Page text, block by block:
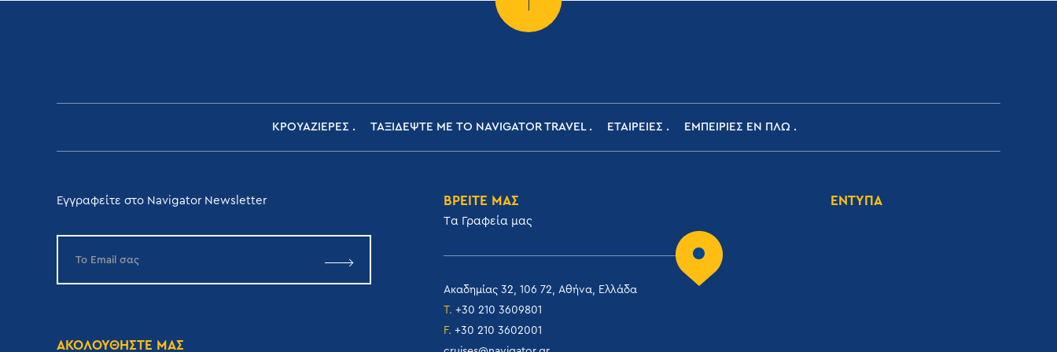
ΚΡΟΥΑΖΙΕΡΕΣ ΤΑΞΙΔΕΨΤΕ ΜΕ ΤΟ NAVIGATOR TRAVEL ΕΤΑΙΡΕΙΕΣ ΕΜΠΕΙΡΙΕΣ ΕΝ ΠΛΩ
Εγγραφείτε στο Navigator Newsletter
ΑΚΟΛΟΥΘΗΣΤΕ ΜΑΣ
ΒΡΕΙΤΕ ΜΑΣ
Tα Γραφεία μας
Ακαδημίας 32, 106 72, Αθήνα, Ελλάδα
T. +30 210 3609801
F. +30 210 3602001
ΕΝΤΥΠΑ